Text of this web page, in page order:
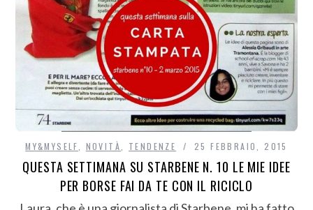
MY&MYSELF NOVITÀ TENDENZE 25 FEBBRAIO, 2015
QUESTA SETTIMANA SU STARBENE N. 10 LE MIE IDEE
PER BORSE FAI DA TE CON IL RICICLO